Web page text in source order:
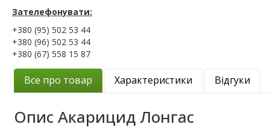
Зателефонувати:
+380 (95) 502 53 44
+380 (96) 502 53 44
+380 (67) 558 15 87
Все про товар Характеристики Відгуки
ОписАкарицид Лонгас